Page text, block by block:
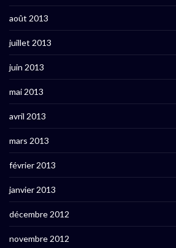
août 2013
juillet 2013
juin 2013
mai 2013
avril 2013
mars 2013
février 2013
janvier 2013
décembre 2012
novembre 2012